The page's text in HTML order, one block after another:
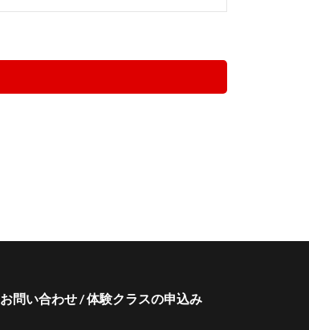
お問い合わせ / 体験クラスの申込み